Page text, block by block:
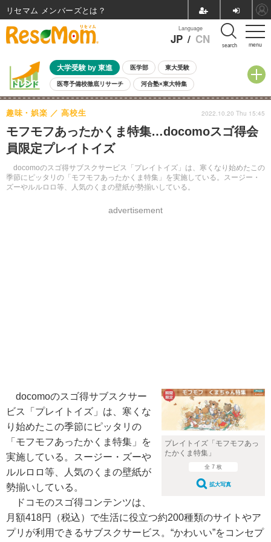
menu
Language
JP / CN search
大学受験 by 東進 医学部 東大受験
医専予備校徹底リサーチ 河合塾×東大特集
親子で考える大学選び 高校受験 中学受験 小学校受験
共通テスト 夏休み
8月開催イベント・WS 全国公立高校 過去問 人気記事
自由研究教材（小学生向け） 自由研究教材（中学生向け）
モフモフあったかくま特集…docomoスゴ得会
員限定プレイトイズ
docomoのスゴ得サブスクサービス「プレイトイズ」は、寒くなり始めたこの
季節にピッタリの「モフモフあったかくま特集」を実施している。スージー・
ズーやルルロロ等、人気のくまの壁紙が勢揃いしている。
趣味・娯楽 高校生
advertisement
2022.10.20 Thu 15:45
プレイトイズ「モフモフあっ
たかくま特集」
全 7 枚
拡大写真
docomoのスゴ得サブスクサー
ビス「プレイトイズ」は、寒くな
り始めたこの季節にピッタリの
「モフモフあったかくま特集」を
実施している。スージー・ズーや
ルルロロ等、人気のくまの壁紙が
勢揃いしている。
ドコモのスゴ得コンテンツは、
月額418円（税込）で生活に役立つ約200種類のサイトやア
プリが利用できるサブスクサービス。“かわいい”をコンセプ
リセマム メンバーズ